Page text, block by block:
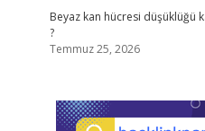
Beyaz kan hücresi düşüklüğü
?
Temmuz 25, 2026